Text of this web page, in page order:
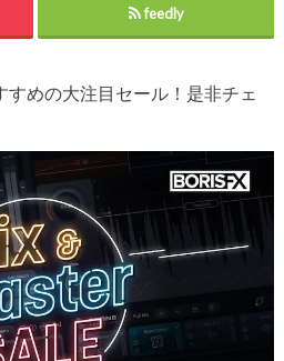
feedly
すめの大注目セール！是非チェ